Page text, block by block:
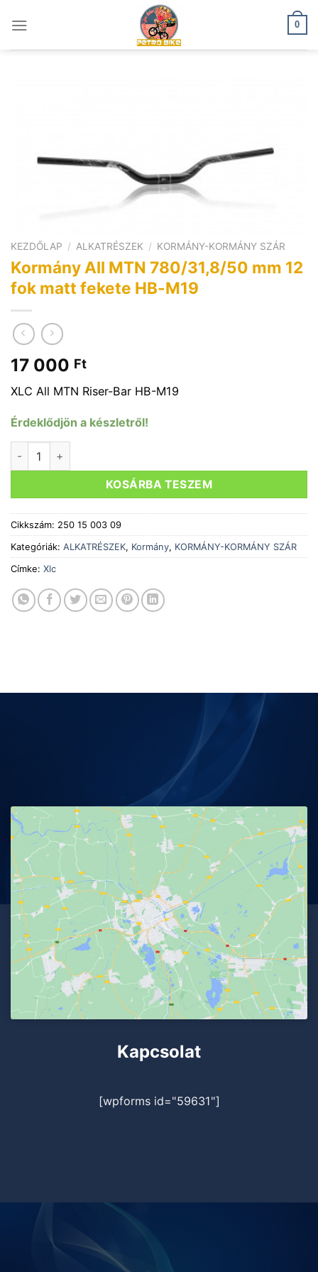
0
KEZDŐLAP / ALKATRÉSZEK / KORMÁNY-KORMÁNY SZÁR
Kormány All MTN 780/31,8/50 mm 12
fok matt fekete HB-M19
17 000 Ft
XLC All MTN Riser-Bar HB-M19
Érdeklődjön a készletről!
KOSÁRBA TESZEM
Cikkszám: 250 15 003 09
Kategóriák: ALKATRÉSZEK, Kormány, KORMÁNY-KORMÁNY SZÁR
Címke: Xlc
Kapcsolat
[wpforms id="59631"]